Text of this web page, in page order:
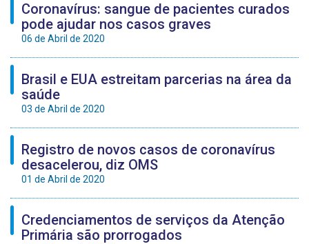
Coronavírus: sangue de pacientes curados
pode ajudar nos casos graves
06 de Abril de 2020
Brasil e EUA estreitam parcerias na área da
saúde
03 de Abril de 2020
Registro de novos casos de coronavírus
desacelerou, diz OMS
01 de Abril de 2020
Credenciamentos de serviços da Atenção
Primária são prorrogados